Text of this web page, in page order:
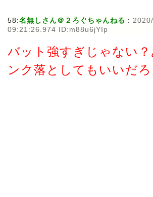
58:名無しさん＠２ろぐちゃんねる :
09:21:26.974 ID:m88u6jYIp
バット強すぎじゃない？
ンク落としてもいいだろ